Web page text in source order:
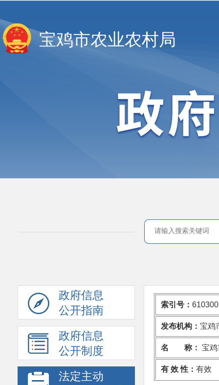
宝鸡市农业农村局
政府信息
公开指南
政府信息
公开制度
法定主动
索引号：
发布机构： 宝鸡
名 称： 宝
有 效 性： 有效